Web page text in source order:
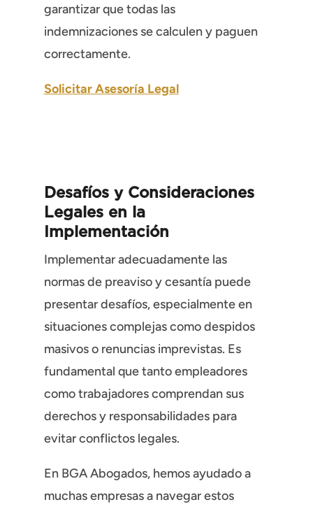
garantizar que todas las
indemnizaciones se calculen y paguen
correctamente.
Solicitar Asesoría Legal
Desafíos y Consideraciones
Legales en la
Implementación
Implementar adecuadamente las
normas de preaviso y cesantía puede
presentar desafíos, especialmente en
situaciones complejas como despidos
masivos o renuncias imprevistas. Es
fundamental que tanto empleadores
como trabajadores comprendan sus
derechos y responsabilidades para
evitar conflictos legales.
En BGA Abogados, hemos ayudado a
muchas empresas a navegar estos